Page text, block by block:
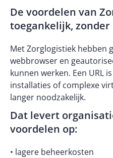
De voordelen van
toegankelijk,
Met Zorglogistiek hebben
webbrowser en
kunnen werken. Een URL
installaties of complexe
langer noodzakelijk.
Dat levert
voordelen op:
• lagere beheerkosten